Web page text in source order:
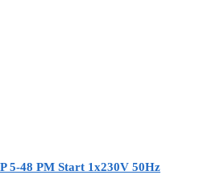
5-48 PM Start 1x230V 50Hz